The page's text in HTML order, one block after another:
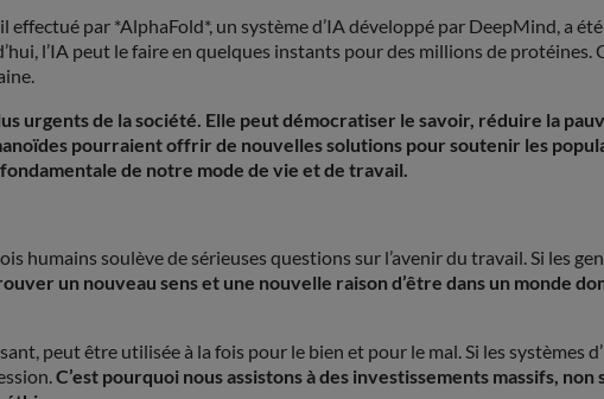
effectué par *AlphaFold*, un système d’IA développé par DeepMind, a
l’IA peut le faire en quelques instants pour des millions de
urgents de la société. Elle peut démocratiser le savoir, réduire la
pourraient offrir de nouvelles solutions pour soutenir les
de notre mode de vie et de travail.
humains soulève de sérieuses questions sur l’avenir du travail. Si les
un nouveau sens et une nouvelle raison d’être dans un monde
peut être utilisée à la fois pour le bien et pour le mal. Si les systèmes
C’est pourquoi nous assistons à des investissements massifs,